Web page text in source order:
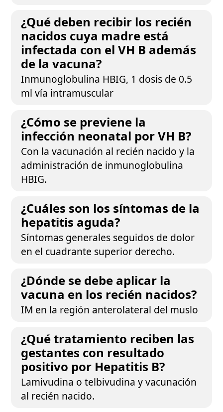
¿Qué deben recibir los recién
nacidos cuya madre está
infectada con el VH B además
de la vacuna?
Inmunoglobulina HBIG, 1 dosis de 0.5
ml vía intramuscular
¿Cómo se previene la
infección neonatal por VH B?
Con la vacunación al recién nacido y la
administración de inmunoglobulina
HBIG.
¿Cuáles son los síntomas de la
hepatitis aguda?
Síntomas generales seguidos de dolor
en el cuadrante superior derecho.
¿Dónde se debe aplicar la
vacuna en los recién nacidos?
IM en la región anterolateral del muslo
¿Qué tratamiento reciben las
gestantes con resultado
positivo por Hepatitis B?
Lamivudina o telbivudina y vacunación
al recién nacido.